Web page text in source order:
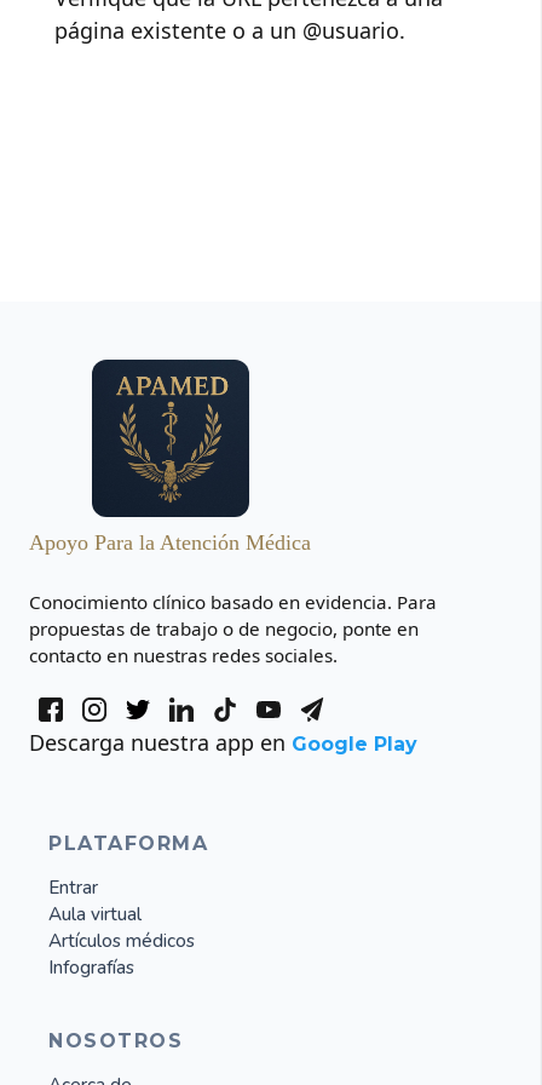
página existente o a un @usuario.
Apoyo Para la Atención Médica
Conocimiento clínico basado en evidencia. Para
propuestas de trabajo o de negocio, ponte en
contacto en nuestras redes sociales.
Descarga nuestra app en Google Play
PLATAFORMA
Entrar
Aula virtual
Artículos médicos
Infografías
NOSOTROS